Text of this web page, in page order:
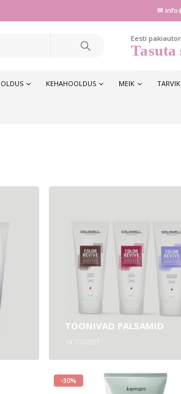
✉
Eesti
Tasuta
KEHAHOOLDUS MEIK
TOONIVAD PALSAMID
14 TOODET
-30%